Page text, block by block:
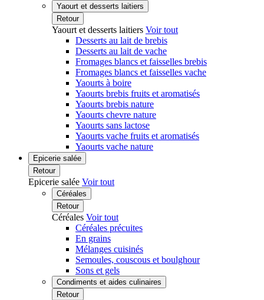
Yaourt et desserts laitiers
Retour
Yaourt et desserts laitiers Voir tout
Desserts au lait de brebis
Desserts au lait de vache
Fromages blancs et faisselles brebis
Fromages blancs et faisselles vache
Yaourts à boire
Yaourts brebis fruits et aromatisés
Yaourts brebis nature
Yaourts chevre nature
Yaourts sans lactose
Yaourts vache fruits et aromatisés
Yaourts vache nature
Epicerie salée
Retour
Epicerie salée Voir tout
Céréales
Retour
Céréales Voir tout
Céréales précuites
En grains
Mélanges cuisinés
Semoules, couscous et boulghour
Sons et gels
Condiments et aides culinaires
Retour